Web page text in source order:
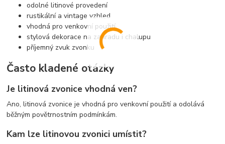
odolné litinové provedení
rustikální a vintage vzhled
vhodná pro venkovní použití
stylová dekorace na zahradu i chalupu
příjemný zvuk zvonku
Často kladené otázky
Je litinová zvonice vhodná ven?
Ano, litinová zvonice je vhodná pro venkovní použití a odolává
běžným povětrnostním podmínkám.
Kam lze litinovou zvonici umístit?